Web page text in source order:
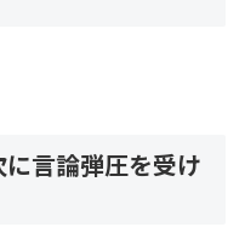
言論弾圧を受け